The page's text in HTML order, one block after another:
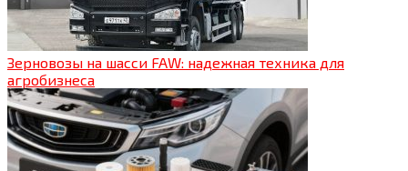
Зерновозы на шасси FAW: надежная техника для
агробизнеса